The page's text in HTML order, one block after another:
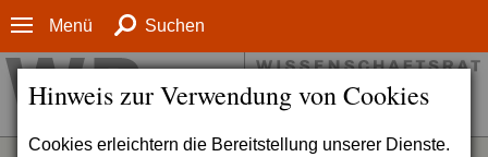
Hinweis zur Verwendung von Cookies
Cookies erleichtern die Bereitstellung unserer Dienste.
Menü Suchen